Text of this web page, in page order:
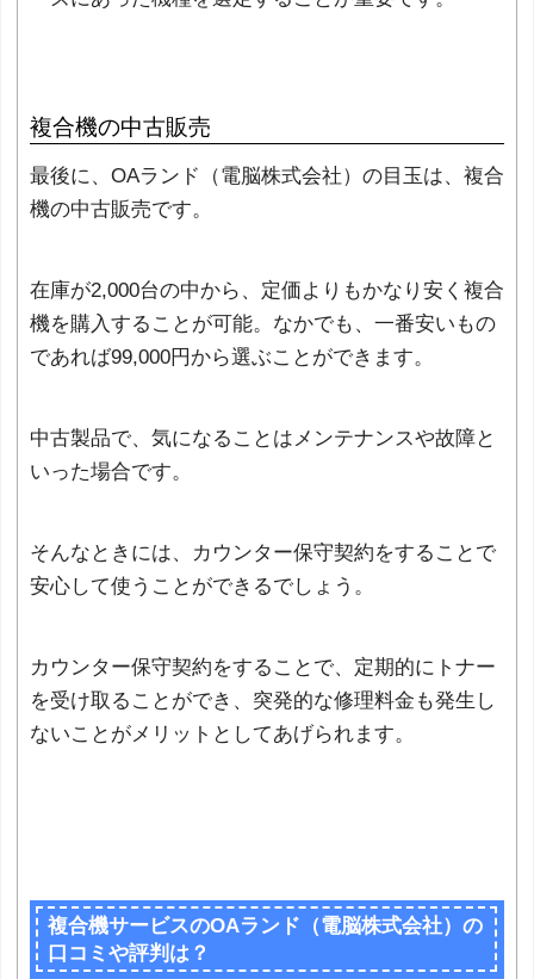
複合機の中古販売
最後に、OAランド（電脳株式会社）の目玉は、複合
機の中古販売です。
在庫が2,000台の中から、定価よりもかなり安く複合
機を購入することが可能。なかでも、一番安いもの
であれば99,000円から選ぶことができます。
中古製品で、気になることはメンテナンスや故障と
いった場合です。
そんなときには、カウンター保守契約をすることで
安心して使うことができるでしょう。
カウンター保守契約をすることで、定期的にトナー
を受け取ることができ、突発的な修理料金も発生し
ないことがメリットとしてあげられます。
複合機サービスのOAランド（電脳株式会社）の
口コミや評判は？